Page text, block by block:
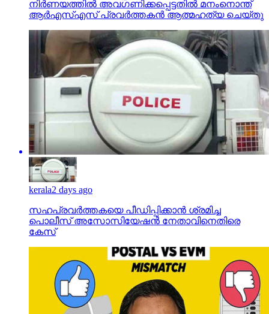
kerala2 days ago
സഹപ്രവര്‍ത്തകയെ പീഡിപ്പിക്കാന്‍ ശ്രമിച്ച
കേസ്